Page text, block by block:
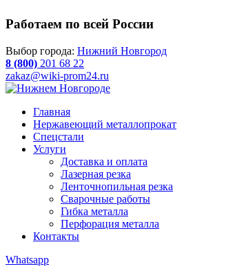
Работаем по всей России
Выбор города: Нижний Новгород
8 (800) 201 68 22
zakaz@wiki-prom24.ru
Главная
Нержавеющий металлопрокат
Спецстали
Услуги
Доставка и оплата
Лазерная резка
Ленточнопильная резка
Сварочные работы
Гибка металла
Перфорация металла
Контакты
Whatsapp